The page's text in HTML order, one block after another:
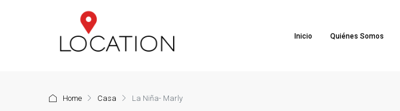
Inicio Quiénes Somos
Home Casa La Niña- Marly